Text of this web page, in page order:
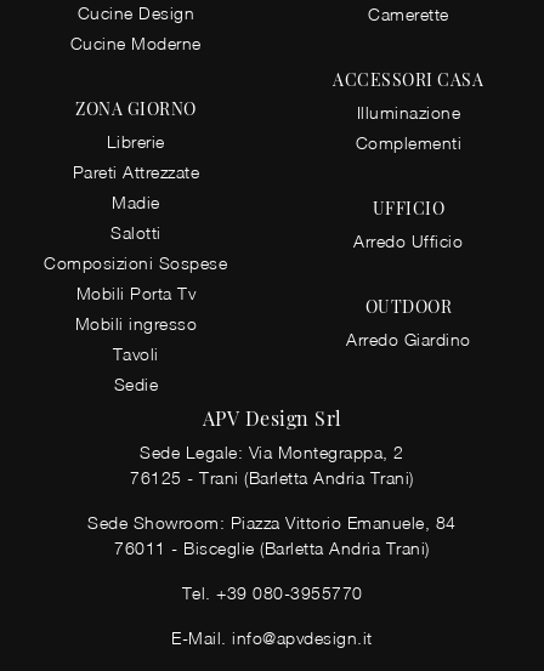
Cucine Design
Cucine Moderne
ZONA GIORNO
Librerie
Pareti Attrezzate
Madie
Salotti
Composizioni Sospese
Mobili Porta Tv
Mobili ingresso
Tavoli
Sedie
Camerette
ACCESSORI CASA
Illuminazione
Complementi
UFFICIO
Arredo Ufficio
OUTDOOR
Arredo Giardino
APV Design Srl
Sede Legale: Via Montegrappa, 2
76125 - Trani (Barletta Andria Trani)
Sede Showroom: Piazza Vittorio Emanuele, 84
76011 - Bisceglie (Barletta Andria Trani)
Tel. +39 080-3955770
E-Mail.info@apvdesign.it